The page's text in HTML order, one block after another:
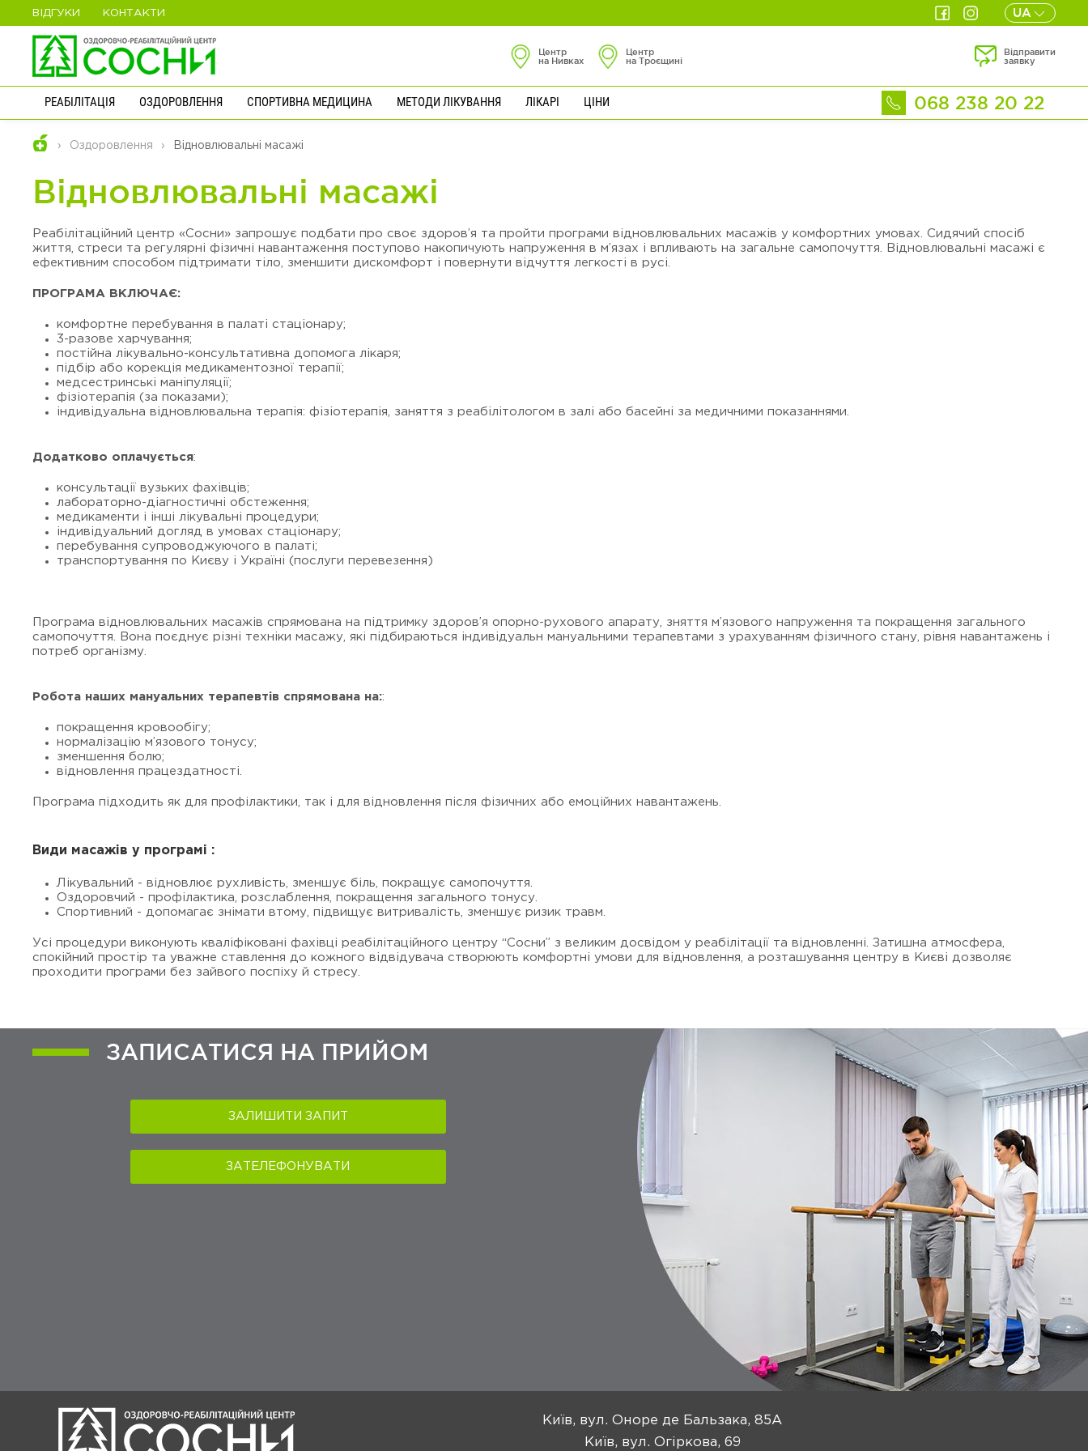
ВІДГУКИ КОНТАКТИ UA
Центр
на Нивках
Центр
на Троєщині
Відправити
заявку
РЕАБІЛІТАЦІЯ ОЗДОРОВЛЕННЯ СПОРТИВНА МЕДИЦИНА МЕТОДИ ЛІКУВАННЯ ЛІКАРІ ЦІНИ 068 238 20 22
Оздоровлення Відновлювальні масажі
Відновлювальні масажі
Реабілітаційний центр «Сосни» запрошує подбати про своє здоров’я та пройти програми відновлювальних масажів у комфортних умовах. Сидячий спосіб
життя, стреси та регулярні фізичні навантаження поступово накопичують напруження в м’язах і впливають на загальне самопочуття. Відновлювальні масажі є
ефективним способом підтримати тіло, зменшити дискомфорт і повернути відчуття легкості в русі.
ПРОГРАМА ВКЛЮЧАЄ:
комфортне перебування в палаті стаціонару;
3-разове харчування;
постійна лікувально-консультативна допомога лікаря;
підбір або корекція медикаментозної терапії;
медсестринські маніпуляції;
фізіотерапія (за показами);
індивідуальна відновлювальна терапія: фізіотерапія, заняття з реабілітологом в залі або басейні за медичними показаннями.
Додатково оплачується:
консультації вузьких фахівців;
лабораторно-діагностичні обстеження;
медикаменти і інші лікувальні процедури;
індивідуальний догляд в умовах стаціонару;
перебування супроводжуючого в палаті;
транспортування по Києву і Україні (послуги перевезення)
Програма відновлювальних масажів спрямована на підтримку здоров’я опорно-рухового апарату, зняття м’язового напруження та покращення загального
самопочуття. Вона поєднує різні техніки масажу, які підбираються індивідуальн мануальними терапевтами з урахуванням фізичного стану, рівня навантажень і
потреб організму.
Робота наших мануальних терапевтів спрямована на::
покращення кровообігу;
нормалізацію м’язового тонусу;
зменшення болю;
відновлення працездатності.
Програма підходить як для профілактики, так і для відновлення після фізичних або емоційних навантажень.
Види масажів у програмі :
Лікувальний - відновлює рухливість, зменшує біль, покращує самопочуття.
Оздоровчий - профілактика, розслаблення, покращення загального тонусу.
Спортивний - допомагає знімати втому, підвищує витривалість, зменшує ризик травм.
Усі процедури виконують кваліфіковані фахівці реабілітаційного центру “Сосни” з великим досвідом у реабілітації та відновленні. Затишна атмосфера,
спокійний простір та уважне ставлення до кожного відвідувача створюють комфортні умови для відновлення, а розташування центру в Києві дозволяє
проходити програми без зайвого поспіху й стресу.
ЗАПИСАТИСЯ НА ПРИЙОМ
ЗАЛИШИТИ ЗАПИТ
ЗАТЕЛЕФОНУВАТИ
Київ, вул. Оноре де Бальзака, 85А
Київ, вул. Огіркова, 69